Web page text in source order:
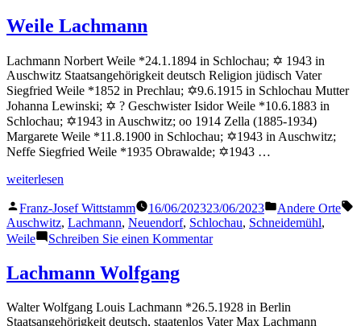
Weile Lachmann
Lachmann Norbert Weile *24.1.1894 in Schlochau; ✡ 1943 in
Auschwitz Staatsangehörigkeit deutsch Religion jüdisch Vater
Siegfried Weile *1852 in Prechlau; ✡9.6.1915 in Schlochau Mutter
Johanna Lewinski; ✡ ? Geschwister Isidor Weile *10.6.1883 in
Schlochau; ✡1943 in Auschwitz; oo 1914 Zella (1885-1934)
Margarete Weile *11.8.1900 in Schlochau; ✡1943 in Auschwitz;
Neffe Siegfried Weile *1935 Obrawalde; ✡1943 …
„Weile
weiterlesen
Veröffentlicht
von
Franz-Josef Wittstamm 16/06/202323/06/2023
Veröffentlicht
in
Andere Orte
Auschwitz, Lachmann, Neuendorf, Schlochau, Schneidemühl,
Weile
Schreiben Sie einen Kommentarzu
Lachmann Wolfgang
Walter Wolfgang Louis Lachmann *26.5.1928 in Berlin
Staatsangehörigkeit deutsch, staatenlos Vater Max Lachmann